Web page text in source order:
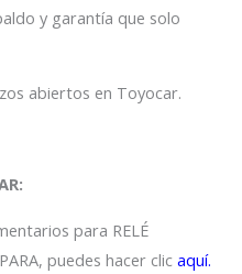
y garantía que solo
abiertos en Toyocar.
para RELÉ
puedes hacer clicaquí.